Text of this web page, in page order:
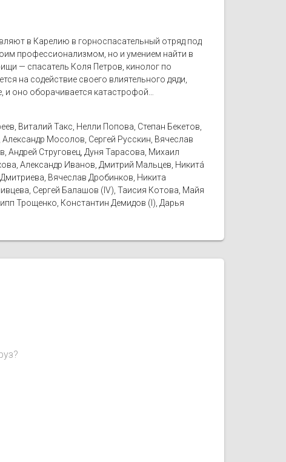
в Карелию в горноспасательный отряд под
профессионализмом, но и умением найти в
— спасатель Коля Петров, кинолог по
на содействие своего влиятельного дяди,
и оно оборачивается катастрофой…
Виталий Такс, Нелли Попова, Степан Бекетов,
Мосолов, Сергей Русскин, Вячеслав
Андрей Струговец, Дуня Тарасова, Михаил
Александр Иванов, Дмитрий Мальцев, Никитá
Вячеслав Дробинков, Никита
Сергей Балашов (IV), Таисия Котова, Майя
Трощенко, Константин Демидов (I), Дарья